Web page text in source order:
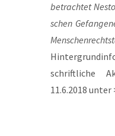
betrach­tet
schen
schrift­li­che
11.6.2018 unter